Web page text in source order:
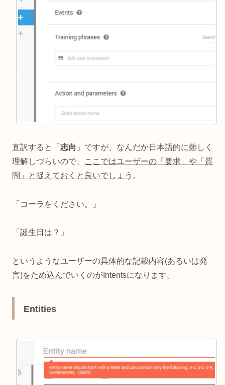
直訳すると「 志向 」ですが、なんだか日本語的に難しく
理解しづらいので、
ここではユーザーの「要求」や「質
問」と捉えておくと良いでしょう 。
「コーラをください。」
「誕生日は？」
というようなユーザーの具体的な記載内容(あるいは発
言)をため込んでいくのがIntentsになります。
Entities